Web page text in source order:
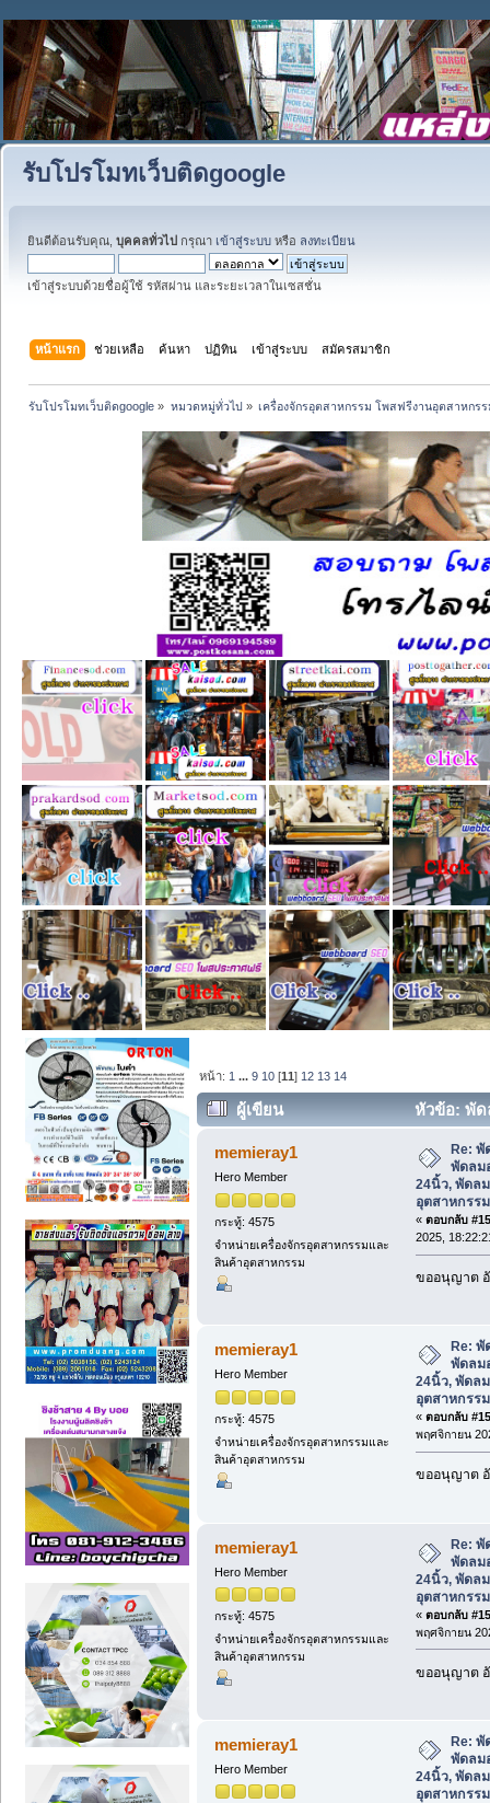
รับโปรโมทเว็บติดgoogle
ยินดีต้อนรับคุณ, บุคคลทั่วไป กรุณา เข้าสู่ระบบ หรือ ลงทะเบียน
เข้าสู่ระบบด้วยชื่อผู้ใช้ รหัสผ่าน และระยะเวลาในเซสชั่น
หน้าแรก ช่วยเหลือ ค้นหา ปฏิทิน เข้าสู่ระบบ สมัครสมาชิก
รับโปรโมทเว็บติดgoogle » หมวดหมู่ทั่วไป» เครื่องจักรอุตสาหกรรม โพสฟรีงานอุตสาหกร
หน้า: 1 ...9 10 [11] 12 13 14
ผู้เขียน
หัวข้อ: พัด
ผนัง 24นิ้ว, พัดลมติดผนังอุตสาหกรรม (
memieray1
Hero Member
กระทู้: 4575
จำหน่ายเครื่องจักรอุตสาหกรรมและ
สินค้าอุตสาหกรรม
Re:
พัดลม
24นิ้ว, พัดล
อุตสาหกรรม
« ตอบกลับ
2025,
ขออนุญาต
memieray1
Hero Member
กระทู้: 4575
จำหน่ายเครื่องจักรอุตสาหกรรมและ
สินค้าอุตสาหกรรม
Re:
พัดลม
24นิ้ว, พัดล
อุตสาหกรรม
« ตอบกลับ
พฤศจิกายน
ขออนุญาต
memieray1
Hero Member
กระทู้: 4575
จำหน่ายเครื่องจักรอุตสาหกรรมและ
สินค้าอุตสาหกรรม
Re: พั
พัดลม
24นิ้ว, พัดล
อุตสาหกรรม
« ตอบกลับ
พฤศจิกายน
ขออนุญาต
memieray1
Hero Member
Re: พั
พัดลม
24นิ้ว, พัดล
อุตสาหกรรม